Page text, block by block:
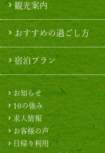
観光案内
おすすめの過ごし方
宿泊プラン
お知らせ
10の強み
求人情報
お客様の声
日帰り利用